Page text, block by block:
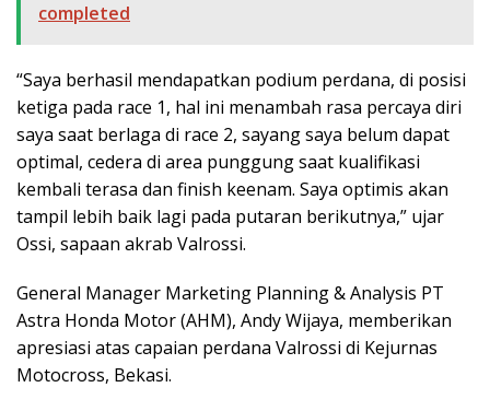
completed
“Saya berhasil mendapatkan podium perdana, di posisi
ketiga pada race 1, hal ini menambah rasa percaya diri
saya saat berlaga di race 2, sayang saya belum dapat
optimal, cedera di area punggung saat kualifikasi
kembali terasa dan finish keenam. Saya optimis akan
tampil lebih baik lagi pada putaran berikutnya,” ujar
Ossi, sapaan akrab Valrossi.
General Manager Marketing Planning & Analysis PT
Astra Honda Motor (AHM), Andy Wijaya, memberikan
apresiasi atas capaian perdana Valrossi di Kejurnas
Motocross, Bekasi.